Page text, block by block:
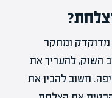
מדוקדק ומחקר
השוק, להעריך את
חשוב להבין את